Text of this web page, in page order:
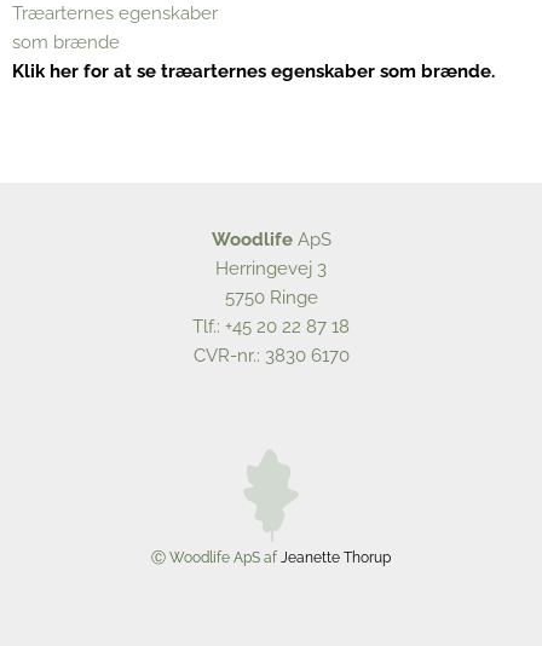
Træarternes egenskaber
som brænde
Klik her for at se træarternes egenskaber som brænde.
WoodlifeApS
Herringevej 3
5750 Ringe
Tlf.: +45 20 22 87 18
CVR-nr.: 3830 6170
Ⓒ Woodlife ApS af Jeanette Thorup